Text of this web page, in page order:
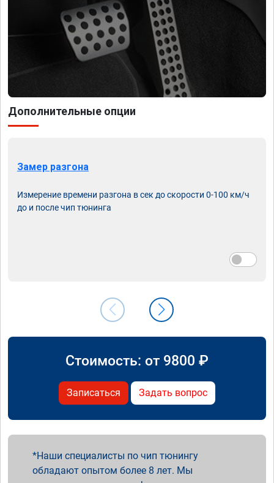
Дополнительные опции
Замер разгона
Измерение времени разгона в сек до скорости 0-100 км/ч
до и после чип тюнинга
Стоимость: от 9800 ₽
Записаться Задать вопрос
Наши специалисты по чип тюнингу
обладают опытом более 8 лет. Мы